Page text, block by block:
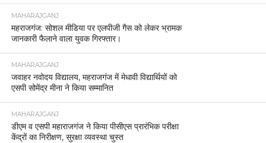
MAHARAJGANJ
महराजगंज: सोशल मीडिया पर एलपीजी गैस को लेकर भ्रामक
जानकारी फैलाने वाला युवक गिरफ्तार।
MAHARAJGANJ
जवाहर नवोदय विद्यालय, महराजगंज में मेधावी विद्यार्थियों को
एसपी सोमेंद्र मीना ने किया सम्मानित
MAHARAJGANJ
डीएम व एसपी महाराजगंज ने किया पीसीएस प्रारंभिक परीक्षा
केंद्रों का निरीक्षण, सुरक्षा व्यवस्था चुस्त